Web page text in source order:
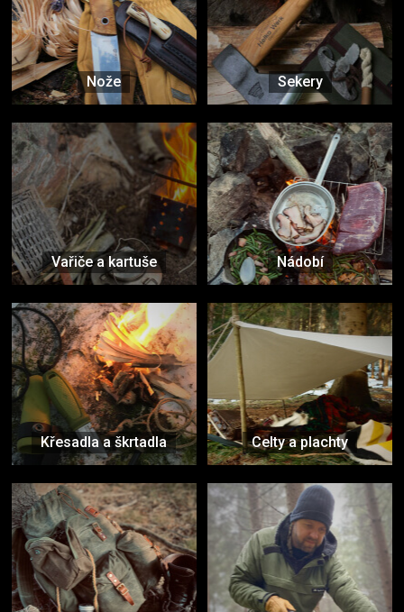
Nože Sekery
Vařiče a kartuše Nádobí
Křesadla a škrtadla Celty a plachty